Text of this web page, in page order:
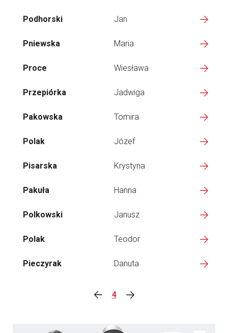
Podhorski Jan
Pniewska Maria
Proce Wiesława
Przepiórka Jadwiga
Pakowska Tomira
Polak Józef
Pisarska Krystyna
Pakuła Hanna
Polkowski Janusz
Polak Teodor
Pieczyrak Danuta
4